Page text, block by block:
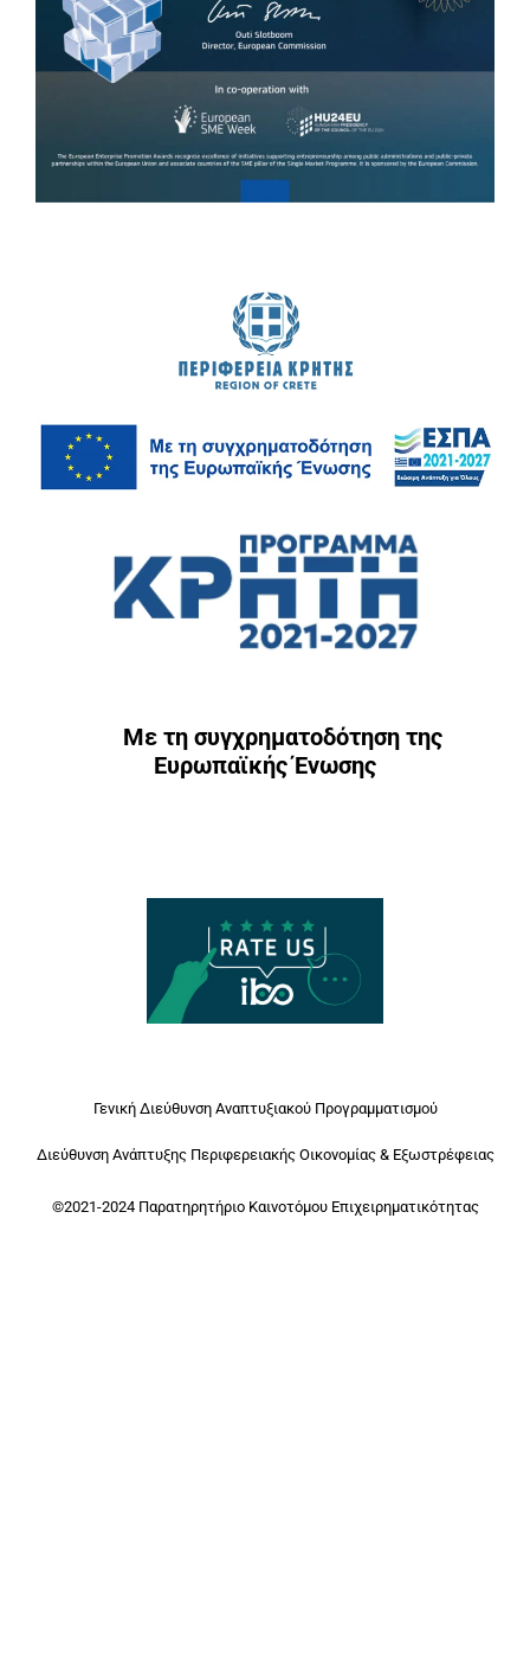
Με τη συγχρηματοδότηση της
Ευρωπαϊκής Ένωσης
Γενική Διεύθυνση Αναπτυξιακού Προγραμματισμού
Διεύθυνση Ανάπτυξης Περιφερειακής Οικονομίας & Εξωστρέφειας
©2021-2024 Παρατηρητήριο Καινοτόμου Επιχειρηματικότητας